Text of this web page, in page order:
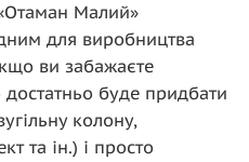
Малий»
для виробництва
ви забажаєте
буде придбати
колону,
та ін.) і просто